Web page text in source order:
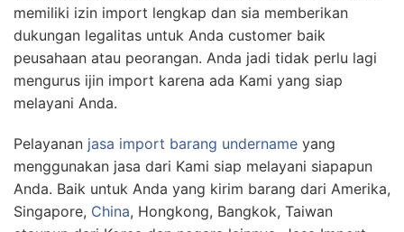
memiliki izin import lengkap dan sia memberikan
dukungan legalitas untuk Anda customer baik
peusahaan atau peorangan. Anda jadi tidak perlu lagi
mengurus ijin import karena ada Kami yang siap
melayani Anda.
Pelayanan jasa import barang undername yang
menggunakan jasa dari Kami siap melayani siapapun
Anda. Baik untuk Anda yang kirim barang dari Amerika,
Singapore, China, Hongkong, Bangkok, Taiwan